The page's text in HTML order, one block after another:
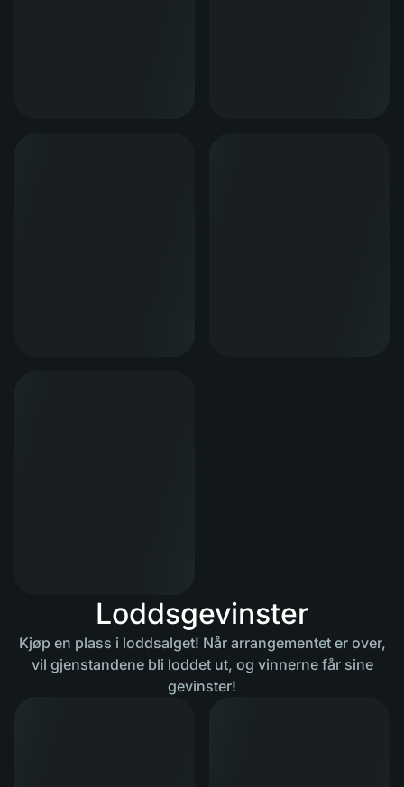
Loddsgevinster
Kjøp en plass i loddsalget! Når arrangementet er over,
vil gjenstandene bli loddet ut, og vinnerne får sine
gevinster!